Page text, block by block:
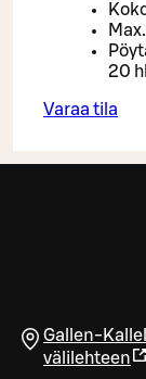
20
Varaa tila
Gallen-
välilehteen